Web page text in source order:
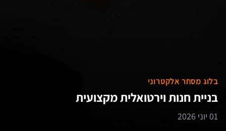
בלוג מסחר אלקטרוני
בניית חנות וירטואלית מקצועית
01 יוני 2026